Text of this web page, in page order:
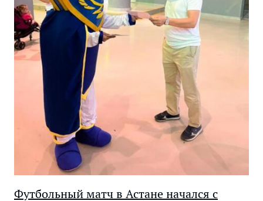
Футбольный матч в Астане начался с